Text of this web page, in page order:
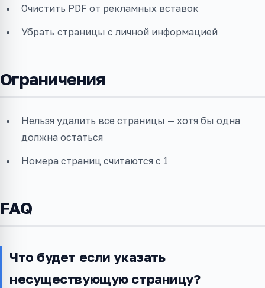
Очистить PDF от рекламных вставок
Убрать страницы с личной информацией
Ограничения
Нельзя удалить все страницы — хотя бы одна
должна остаться
Номера страниц считаются с 1
FAQ
Что будет если указать
несуществующую страницу?